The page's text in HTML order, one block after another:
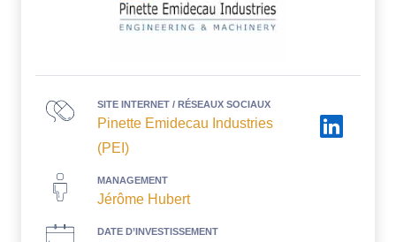
SITE INTERNET / RÉSEAUX SOCIAUX
Pinette Emidecau Industries
(PEI)
MANAGEMENT
Jérôme Hubert
DATE D’INVESTISSEMENT